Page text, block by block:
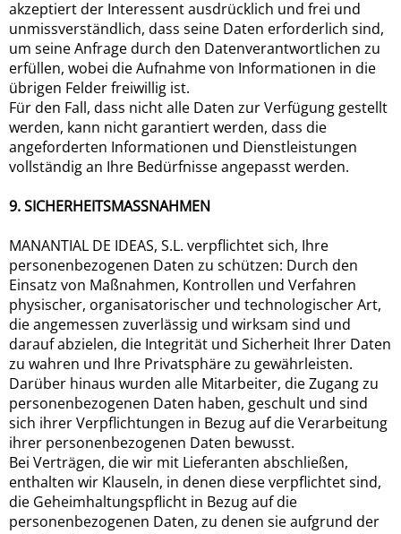
akzeptiert der Interessent ausdrücklich und frei und
unmissverständlich, dass seine Daten erforderlich sind,
um seine Anfrage durch den Datenverantwortlichen zu
erfüllen, wobei die Aufnahme von Informationen in die
übrigen Felder freiwillig ist.
Für den Fall, dass nicht alle Daten zur Verfügung gestellt
werden, kann nicht garantiert werden, dass die
angeforderten Informationen und Dienstleistungen
vollständig an Ihre Bedürfnisse angepasst werden.
9. SICHERHEITSMASSNAHMEN
MANANTIAL DE IDEAS, S.L. verpflichtet sich, Ihre
personenbezogenen Daten zu schützen: Durch den
Einsatz von Maßnahmen, Kontrollen und Verfahren
physischer, organisatorischer und technologischer Art,
die angemessen zuverlässig und wirksam sind und
darauf abzielen, die Integrität und Sicherheit Ihrer Daten
zu wahren und Ihre Privatsphäre zu gewährleisten.
Darüber hinaus wurden alle Mitarbeiter, die Zugang zu
personenbezogenen Daten haben, geschult und sind
sich ihrer Verpflichtungen in Bezug auf die Verarbeitung
ihrer personenbezogenen Daten bewusst.
Bei Verträgen, die wir mit Lieferanten abschließen,
enthalten wir Klauseln, in denen diese verpflichtet sind,
die Geheimhaltungspflicht in Bezug auf die
personenbezogenen Daten, zu denen sie aufgrund der